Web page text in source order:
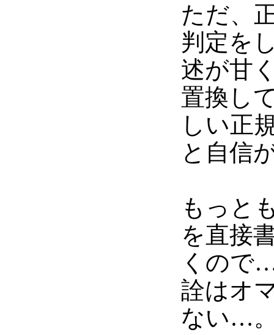
ただ、
判定を
述が甘
置換し
しい正
と自信
もっと
を直接
くので
詮はオ
ない…